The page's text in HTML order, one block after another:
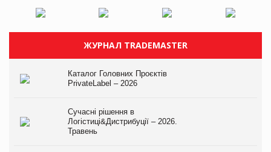
ЖУРНАЛ TRADEMASTER
Каталог Головних Проєктів
PrivateLabel – 2026
Сучасні рішення в
Логістиці&Дистрибуції – 2026.
Травень